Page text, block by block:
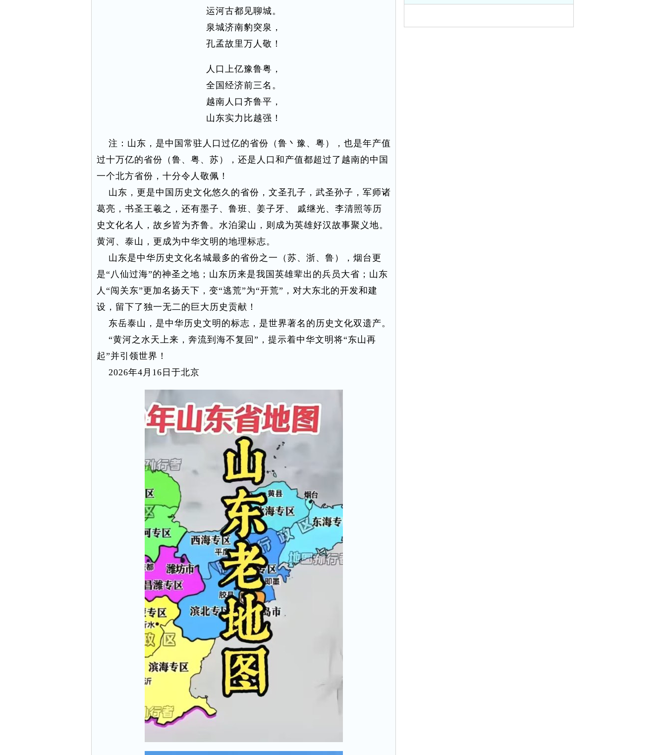
运河古都见聊城。
泉城济南豹突泉，
孔孟故里万人敬！
人口上亿豫鲁粤，
全国经济前三名。
越南人口齐鲁平，
山东实力比越强！
注：山东，是中国常驻人口过亿的省份（鲁丶豫、粤），也是年产值
过十万亿的省份（鲁、粤、苏），还是人口和产值都超过了越南的中国
一个北方省份，十分令人敬佩！
山东，更是中国历史文化悠久的省份，文圣孔子，武圣孙子，军师诸
葛亮，书圣王羲之，还有墨子、鲁班、姜子牙、 戚继光、李清照等历
史文化名人，故乡皆为齐鲁。水泊梁山，则成为英雄好汉故事聚义地。
黄河、泰山，更成为中华文明的地理标志。
山东是中华历史文化名城最多的省份之一（苏、浙、鲁），烟台更
是“八仙过海”的神圣之地；山东历来是我国英雄辈出的兵员大省；山东
人“闯关东”更加名扬天下，变“逃荒”为“开荒”，对大东北的开发和建
设，留下了独一无二的巨大历史贡献！
东岳泰山，是中华历史文明的标志，是世界著名的历史文化双遗产。
“黄河之水天上来，奔流到海不复回”，提示着中华文明将“东山再
起”并引领世界！
2026年4月16日于北京